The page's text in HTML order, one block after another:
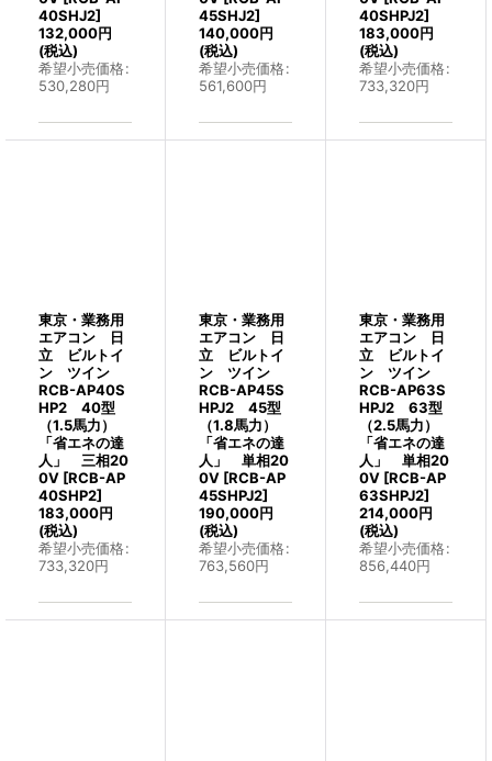
40SHJ2]
132,000円
(税込)
希望小売価格:
530,280円
45SHJ2]
140,000円
(税込)
希望小売価格:
561,600円
40SHPJ2]
183,000円
(税込)
希望小売価格:
733,320円
東京・業務用
エアコン 日
立 ビルトイ
ン ツイン
RCB-AP40S
HP2 40型
（1.5馬力）
「省エネの達
人」 三相20
0V [RCB-AP
40SHP2]
183,000円
(税込)
希望小売価格:
733,320円
東京・業務用
エアコン 日
立 ビルトイ
ン ツイン
RCB-AP45S
HPJ2 45型
（1.8馬力）
「省エネの達
人」 単相20
0V [RCB-AP
45SHPJ2]
190,000円
(税込)
希望小売価格:
763,560円
東京・業務用
エアコン 日
立 ビルトイ
ン ツイン
RCB-AP63S
HPJ2 63型
（2.5馬力）
「省エネの達
人」 単相20
0V [RCB-AP
63SHPJ2]
214,000円
(税込)
希望小売価格:
856,440円